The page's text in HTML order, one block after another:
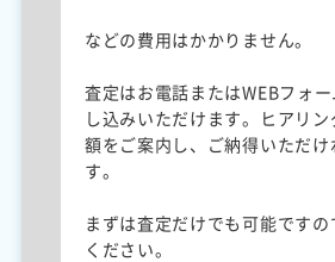
などの費用はかかりません。
査定はお電話またはWEBフォ
し込みいただけます。ヒアリ
額をご案内し、ご納得いただ
す。
まずは査定だけでも可能です
ください。